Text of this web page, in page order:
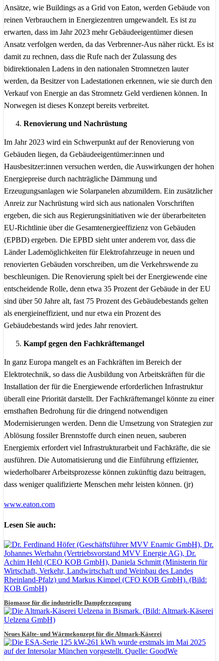
Ansätze, wie Buildings as a Grid von Eaton, werden Gebäude von
reinen Verbrauchern in Energiezentren umgewandelt. Es ist zu
erwarten, dass im Jahr 2023 mehr Gebäudeeigentümer diesen
Ansatz verfolgen werden, da das Verbrenner-Aus näher rückt. Es ist
damit zu rechnen, dass die Rufe nach der Zulassung des
bidirektionalen Ladens in den nationalen Stromnetzen lauter
werden, da Besitzer von Ladestationen erkennen, wie sie durch den
Verkauf von Energie an das Stromnetz Geld verdienen können. In
Norwegen ist dieses Konzept bereits verbreitet.
Renovierung und Nachrüstung
Im Jahr 2023 wird ein Schwerpunkt auf der Renovierung von
Gebäuden liegen, da Gebäudeeigentümer:innen und
Hausbesitzer:innen versuchen werden, die Auswirkungen der hohen
Energiepreise durch nachträgliche Dämmung und
Erzeugungsanlagen wie Solarpanelen abzumildern. Ein zusätzlicher
Anreiz zur Nachrüstung wird sich aus nationalen Vorschriften
ergeben, die sich aus Regierungsinitiativen wie der überarbeiteten
EU-Richtlinie über die Gesamtenergieeffizienz von Gebäuden
(EPBD) ergeben. Die EPBD sieht unter anderem vor, dass die
Länder Lademöglichkeiten für Elektrofahrzeuge in neuen und
renovierten Gebäuden vorschreiben, um die Verkehrswende zu
beschleunigen. Die Renovierung spielt bei der Energiewende eine
entscheidende Rolle, denn etwa 35 Prozent der Gebäude in der EU
sind über 50 Jahre alt, fast 75 Prozent des Gebäudebestands gelten
als energieineffizient, und nur etwa ein Prozent des
Gebäudebestands wird jedes Jahr renoviert.
Kampf gegen den Fachkräftemangel
In ganz Europa mangelt es an Fachkräften im Bereich der
Elektrotechnik, so dass die Ausbildung von Arbeitskräften für die
Installation der für die Energiewende erforderlichen Infrastruktur
überall eine Priorität darstellt. Der Fachkräftemangel könnte zu einer
ernsthaften Bedrohung für die dringend notwendigen
Modernisierungen werden. Denn die Umsetzung von Strategien zur
Ablösung fossiler Brennstoffe durch einen neuen, sauberen
Energiemix erfordert viel Infrastrukturarbeit und Fachkräfte, die sie
ausführen. Die Automatisierung und die Einführung effizienter,
wiederholbarer Arbeitsprozesse können zukünftig dazu beitragen,
dass weniger qualifizierte Menschen mehr leisten können. (jr)
www.eaton.com
Lesen Sie auch:
Biomasse für die industrielle Dampferzeugung
Neues Kälte- und Wärmekonzept für die Altmark-Käserei